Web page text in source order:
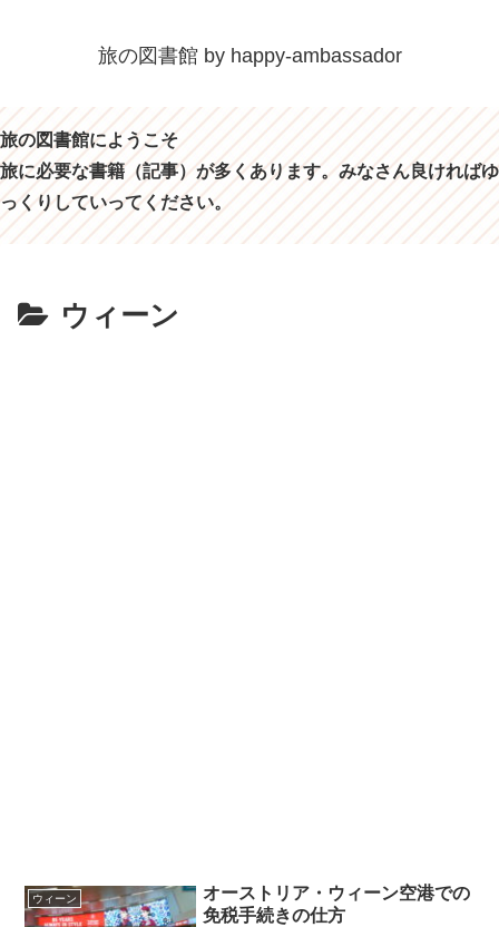
旅の図書館 by happy-ambassador
旅の図書館にようこそ
旅に必要な書籍（記事）が多くあります。みなさん良ければゆ
っくりしていってください。
ウィーン
ウィーン
オーストリア・ウィーン空港での
免税手続きの仕方